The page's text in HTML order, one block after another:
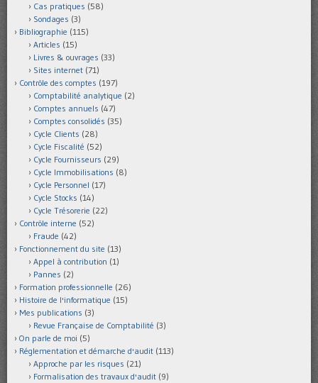
Cas pratiques (58)
Sondages (3)
Bibliographie (115)
Articles (15)
Livres & ouvrages (33)
Sites internet (71)
Contrôle des comptes (197)
Comptabilité analytique (2)
Comptes annuels (47)
Comptes consolidés (35)
Cycle Clients (28)
Cycle Fiscalité (52)
Cycle Fournisseurs (29)
Cycle Immobilisations (8)
Cycle Personnel (17)
Cycle Stocks (14)
Cycle Trésorerie (22)
Contrôle interne (52)
Fraude (42)
Fonctionnement du site (13)
Appel à contribution (1)
Pannes (2)
Formation professionnelle (26)
Histoire de l'informatique (15)
Mes publications (3)
Revue Française de Comptabilité (3)
On parle de moi (5)
Réglementation et démarche d'audit (113)
Approche par les risques (21)
Formalisation des travaux d'audit (9)